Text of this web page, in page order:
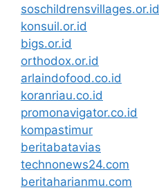
soschildrensvillages.or.id
konsuil.or.id
bigs.or.id
orthodox.or.id
arlaindofood.co.id
koranriau.co.id
promonavigator.co.id
kompastimur
beritabatavias
technonews24.com
beritaharianmu.com